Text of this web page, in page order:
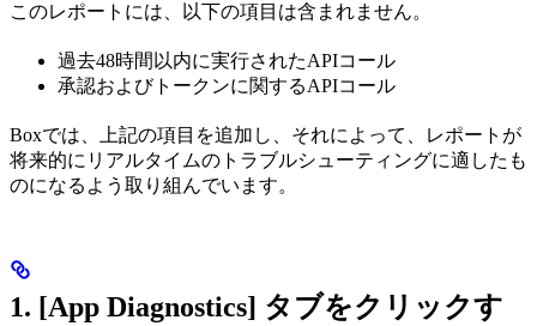
このレポートには、以下の項目は含まれません。
過去48時間以内に実行されたAPIコール
承認およびトークンに関するAPIコール
Boxでは、上記の項目を追加し、それによって、レポートが
将来的にリアルタイムのトラブルシューティングに適したも
のになるよう取り組んでいます。
1. [App Diagnostics] タブをクリックす